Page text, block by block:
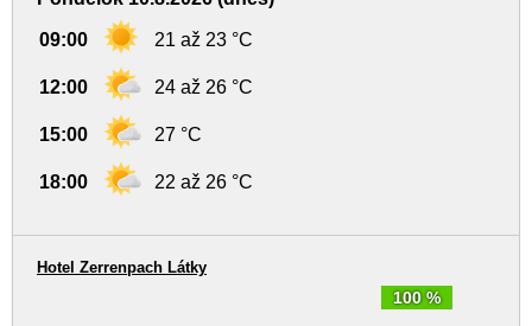
09:00 21 až 23 °C
12:00 24 až 26 °C
15:00 27 °C
18:00 22 až 26 °C
100 %
Hotel Zerrenpach Látky